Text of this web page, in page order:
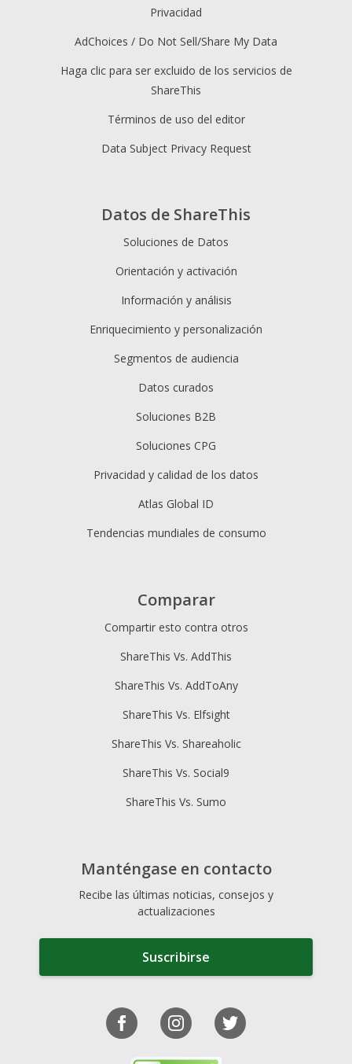
Datos de ShareThis
Soluciones de Datos
Orientación y activación
Información y análisis
Enriquecimiento y personalización
Segmentos de audiencia
Datos curados
Soluciones B2B
Soluciones CPG
Privacidad y calidad de los datos
Atlas Global ID
Tendencias mundiales de consumo
Privacidad
AdChoices / Do Not Sell/Share My Data
Haga clic para ser excluido de los servicios de
ShareThis
Términos de uso del editor
Data Subject Privacy Request
Comparar
Compartir esto contra otros
ShareThis Vs. AddThis
ShareThis Vs. AddToAny
ShareThis Vs. Elfsight
ShareThis Vs. Shareaholic
ShareThis Vs. Social9
ShareThis Vs. Sumo
Manténgase en contacto
Recibe las últimas noticias, consejos y
actualizaciones
Suscribirse